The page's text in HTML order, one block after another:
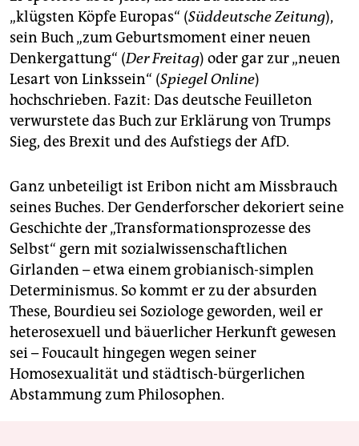
„klügsten Köpfe Europas“ (Süddeutsche Zeitung),
sein Buch „zum Geburtsmoment einer neuen
Denkergattung“ (Der Freitag) oder gar zur „neuen
Lesart von Linkssein“ (Spiegel Online)
hochschrieben. Fazit: Das deutsche Feuilleton
verwurstete das Buch zur Erklärung von Trumps
Sieg, des Brexit und des Aufstiegs der AfD.
Ganz unbeteiligt ist Eribon nicht am Missbrauch
seines Buches. Der Genderforscher dekoriert seine
Geschichte der „Transformationsprozesse des
Selbst“ gern mit sozialwissenschaftlichen
Girlanden – etwa einem grobianisch-simplen
Determinismus. So kommt er zu der absurden
These, Bourdieu sei Soziologe geworden, weil er
heterosexuell und bäuerlicher Herkunft gewesen
sei – Foucault hingegen wegen seiner
Homosexualität und städtisch-bürgerlichen
Abstammung zum Philosophen.